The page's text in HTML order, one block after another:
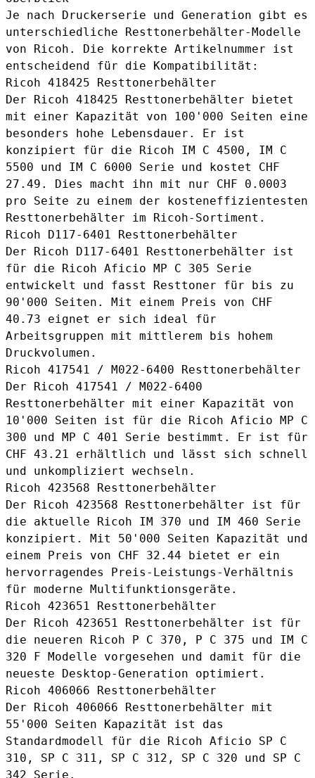
Je nach Druckerserie und Generation gibt es
unterschiedliche Resttonerbehälter-Modelle
von Ricoh. Die korrekte Artikelnummer ist
entscheidend für die Kompatibilität:
Ricoh 418425 Resttonerbehälter
Der Ricoh 418425 Resttonerbehälter bietet
mit einer Kapazität von 100'000 Seiten eine
besonders hohe Lebensdauer. Er ist
konzipiert für die Ricoh IM C 4500, IM C
5500 und IM C 6000 Serie und kostet CHF
27.49. Dies macht ihn mit nur CHF 0.0003
pro Seite zu einem der kosteneffizientesten
Resttonerbehälter im Ricoh-Sortiment.
Ricoh D117-6401 Resttonerbehälter
Der Ricoh D117-6401 Resttonerbehälter ist
für die Ricoh Aficio MP C 305 Serie
entwickelt und fasst Resttoner für bis zu
90'000 Seiten. Mit einem Preis von CHF
40.73 eignet er sich ideal für
Arbeitsgruppen mit mittlerem bis hohem
Druckvolumen.
Ricoh 417541 / M022-6400 Resttonerbehälter
Der Ricoh 417541 / M022-6400
Resttonerbehälter mit einer Kapazität von
10'000 Seiten ist für die Ricoh Aficio MP C
300 und MP C 401 Serie bestimmt. Er ist für
CHF 43.21 erhältlich und lässt sich schnell
und unkompliziert wechseln.
Ricoh 423568 Resttonerbehälter
Der Ricoh 423568 Resttonerbehälter ist für
die aktuelle Ricoh IM 370 und IM 460 Serie
konzipiert. Mit 50'000 Seiten Kapazität und
einem Preis von CHF 32.44 bietet er ein
hervorragendes Preis-Leistungs-Verhältnis
für moderne Multifunktionsgeräte.
Ricoh 423651 Resttonerbehälter
Der Ricoh 423651 Resttonerbehälter ist für
die neueren Ricoh P C 370, P C 375 und IM C
320 F Modelle vorgesehen und damit für die
neueste Desktop-Generation optimiert.
Ricoh 406066 Resttonerbehälter
Der Ricoh 406066 Resttonerbehälter mit
55'000 Seiten Kapazität ist das
Standardmodell für die Ricoh Aficio SP C
310, SP C 311, SP C 312, SP C 320 und SP C
342 Serie.